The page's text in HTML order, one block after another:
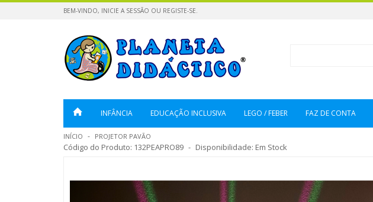
BEM-VINDO, INICIE A SESSÃO OU REGISTE-SE.
INFÂNCIA EDUCAÇÃO INCLUSIVA LEGO / FEBER FAZ DE CONTA
INÍCIO PROJETOR PAVÃO
Código do Produto: 132PEAPRO89 Disponibilidade: Em Stock